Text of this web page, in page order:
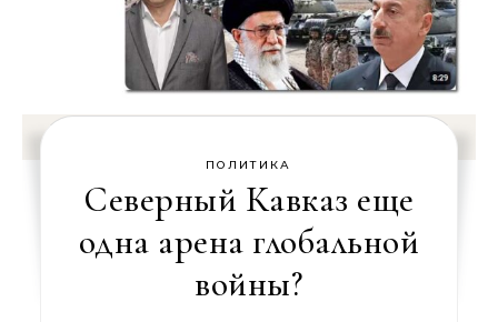
ПОЛИТИКА
Северный Кавказ еще
одна арена глобальной
войны?